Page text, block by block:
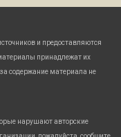
и предоставляются
принадлежат их
содержание материала не
нарушают авторские